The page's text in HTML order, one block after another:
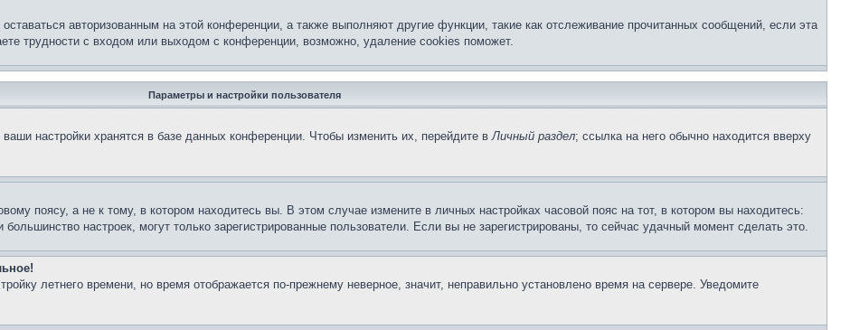
авторизованным на этой конференции, а также выполняют другие функции, такие как отслеживание прочитанных сообщений, если эта
трудности с входом или выходом с конференции, возможно, удаление cookies поможет.
Параметры и настройки пользователя
настройки хранятся в базе данных конференции. Чтобы изменить их, перейдите вЛичный раздел; ссылка на него обычно находится вверху
поясу, а не к тому, в котором находитесь вы. В этом случае измените в личных настройках часовой пояс на тот, в котором вы находитесь:
настроек, могут только зарегистрированные пользователи. Если вы не зарегистрированы, то сейчас удачный момент сделать это.
летнего времени, но время отображается по-прежнему неверное, значит, неправильно установлено время на сервере. Уведомите